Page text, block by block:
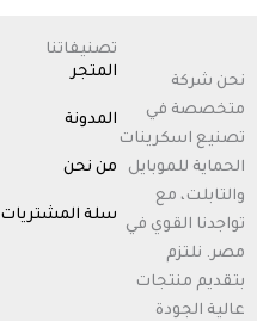
نحن شركة
متخصصة في
تصنيع اسكرينات
الحماية للموبايل
والتابلت، مع
تواجدنا القوي في
مصر. نلتزم
بتقديم منتجات
عالية الجودة
تصنيفاتنا
المتجر
المدونة
من نحن
سلة المشتريات